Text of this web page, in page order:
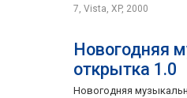
7, Vista, XP, 2000
Новогодняя
открытка 1.0
Новогодняя